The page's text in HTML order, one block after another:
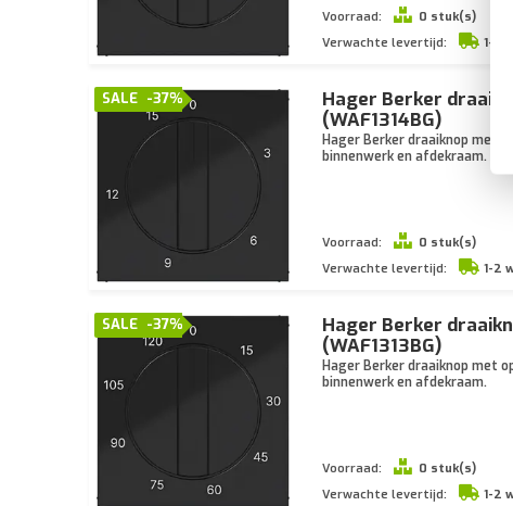
Voorraad:
0 stuk(s)
Verwachte levertijd:
1-2
-37%
SALE
Hager Berker
(WAF1314BG)
Hager Berker draaiknop met
binnenwerk en afdekraam.
Voorraad:
0 stuk(s)
Verwachte levertijd:
1-2
-37%
SALE
Hager Berker
(WAF1313BG)
Hager Berker draaiknop met
binnenwerk en afdekraam.
Voorraad:
0 stuk(s)
Verwachte levertijd:
1-2